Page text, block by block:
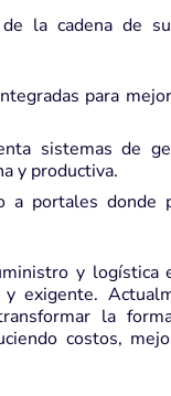
la cadena de
para
sistemas de
y productiva.
a portales donde
y logística
exigente.
la
costos,